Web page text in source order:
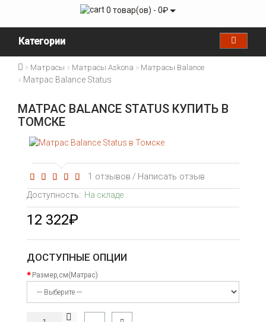
0 товар(ов) - 0₽
Категории
Матрасы Матрасы Askona Матрасы Balance
Матрас Balance Status
МАТРАС BALANCE STATUS КУПИТЬ В
ТОМСКЕ
1 отзывов / Написать отзыв
Доступность: На складе
12 322₽
ДОСТУПНЫЕ ОПЦИИ
Размер,см(Матрас)